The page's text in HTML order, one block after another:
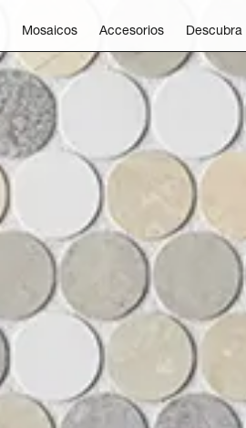
Mosaicos Accesorios Descubra